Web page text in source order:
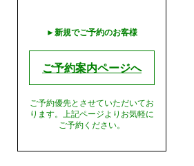
►︎新規でご予約のお客様
ご予約案内ページへ
ご予約優先とさせていただいてお
ります。上記ページよりお気軽に
ご予約ください。